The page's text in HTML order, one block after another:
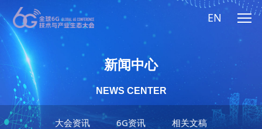
EN
大会资讯 6G资讯 相关文稿
新闻中心
NEWS CENTER